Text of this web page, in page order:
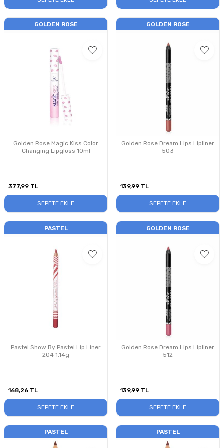
GOLDEN ROSE
Golden Rose Magic Kiss Color
Changing Lipgloss 10ml
377,99 TL
SEPETE EKLE
GOLDEN ROSE
Golden Rose Dream Lips Lipliner
503
139,99 TL
SEPETE EKLE
PASTEL
Pastel Show By Pastel Lip Liner
204 1.14g
168,26 TL
SEPETE EKLE
GOLDEN ROSE
Golden Rose Dream Lips Lipliner
512
139,99 TL
SEPETE EKLE
PASTEL PASTEL